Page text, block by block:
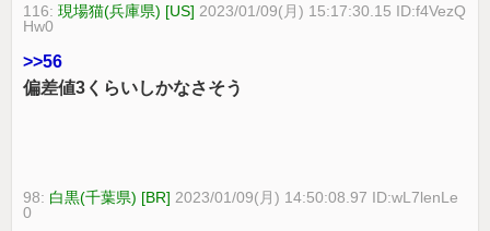
116:現場猫(兵庫県) [US] 2023/01/09(月) 15:17:30.15 ID:f4VezQ
Hw0
>>56
偏差値3くらいしかなさそう
98: 白黒(千葉県) [BR] 2023/01/09(月) 14:50:08.97 ID:wL7lenLe
0